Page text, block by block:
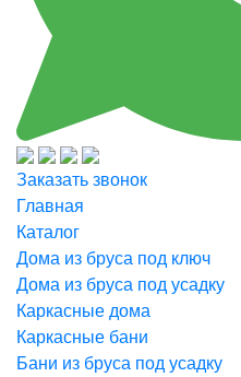
Заказать звонок
Главная
Каталог
Дома из бруса под ключ
Дома из бруса под усадку
Каркасные дома
Каркасные бани
Бани из бруса под усадку